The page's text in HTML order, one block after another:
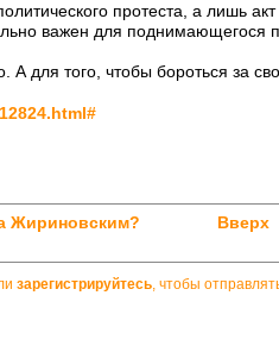
протеста, а лишь
важен для поднимающегося
А для того, чтобы бороться за
Жириновским? Вверх
зарегистрируйтесь, чтобы